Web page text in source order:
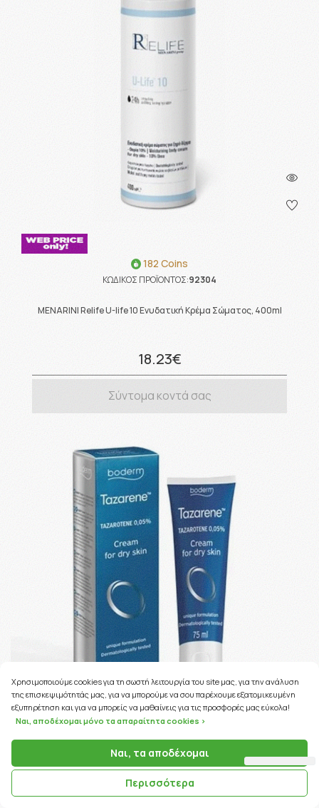
182 Coins
ΚΩΔΙΚΟΣ ΠΡΟΪΟΝΤΟΣ:92304
MENARINI Relife U-life 10 Ενυδατική Κρέμα Σώματος, 400ml
18.23€
Σύντομα κοντά σας
ΚΩΔΙΚΟΣ ΠΡΟΪΟΝΤΟΣ:92246
Χρησιμοποιούμε cookies για τη σωστή λειτουργία του site μας, για την ανάλυση
της επισκεψιμότητάς μας, για να μπορούμε να σου παρέχουμε εξατομικευμένη
εξυπηρέτηση και για να μπορείς να μαθαίνεις για τις προσφορές μας εύκολα!
Ναι, αποδέχομαι μόνο τα απαραίτητα cookies >
Ναι, τα αποδέχομαι
Περισσότερα